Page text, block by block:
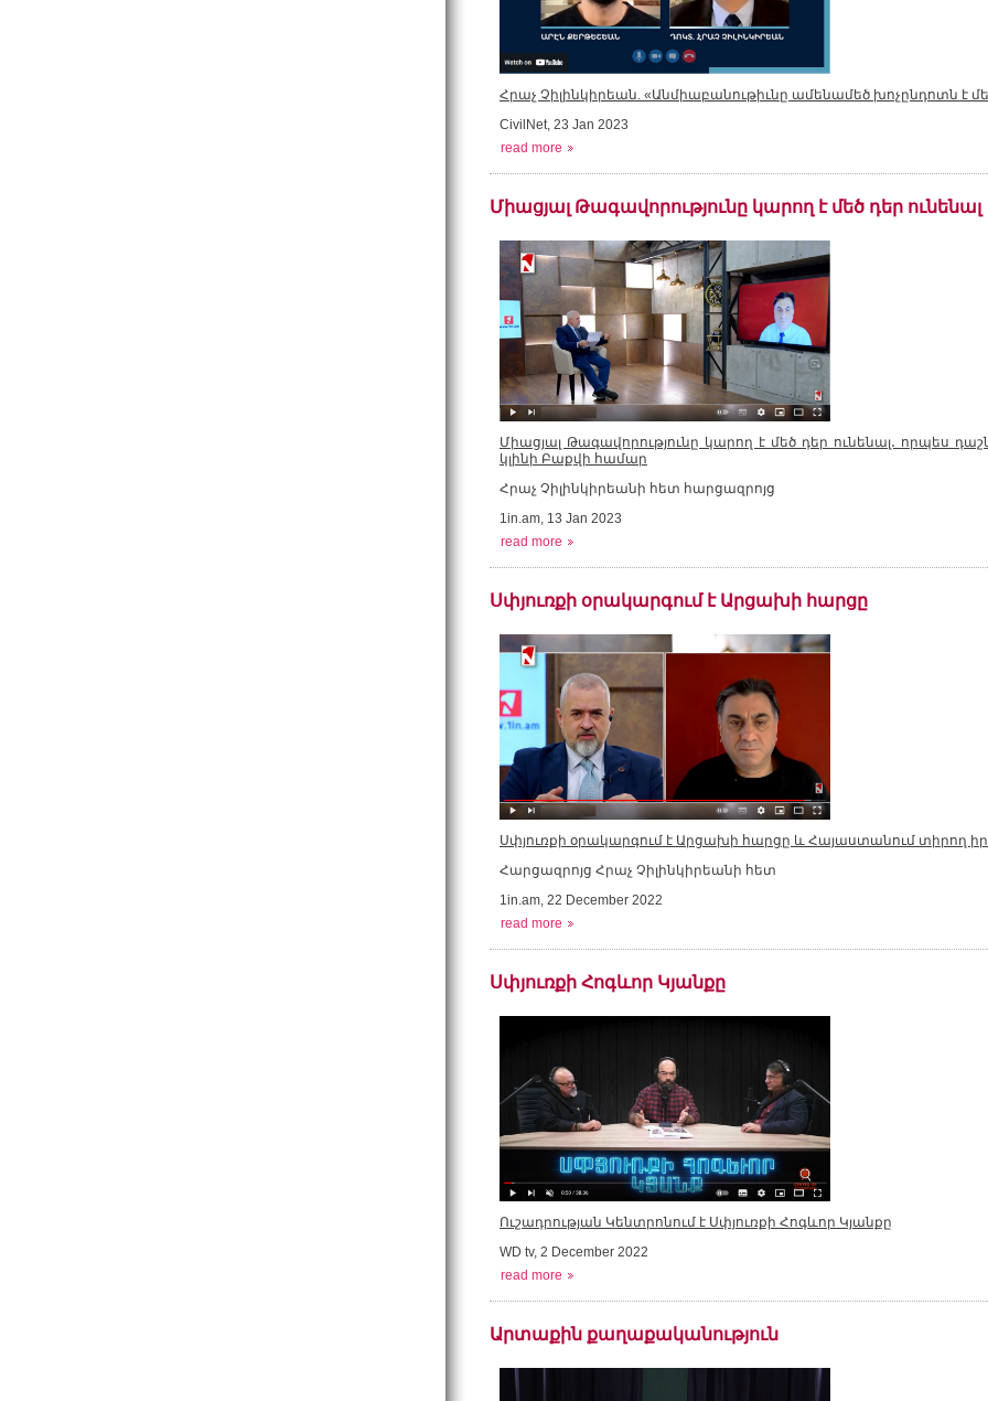
Հրաչ Չիլինկիրեան. «Անմիաբանութիւնը ամենամեծ խոչընդոտն է
CivilNet, 23 Jan 2023
read more
Միացյալ Թագավորությունը կարող է մեծ դեր ունենալ
Միացյալ Թագավորությունը կարող է մեծ դեր ունենալ․ որպես
կլինի Բաքվի համար
Հրաչ Չիլինկիրեանի հետ հարցազրոյց
1in.am, 13 Jan 2023
read more
Սփյուռքի օրակարգում է Արցախի հարցը
Սփյուռքի օրակարգում է Արցախի հարցը և Հայաստանում տիրող
Հարցազրոյց Հրաչ Չիլինկիրեանի հետ
1in.am, 22 December 2022
read more
Սփյուռքի Հոգևոր Կյանքը
Ուշադրության Կենտրոնում է Սփյուռքի Հոգևոր Կյանքը
WD tv, 2 December 2022
read more
Արտաքին քաղաքականություն